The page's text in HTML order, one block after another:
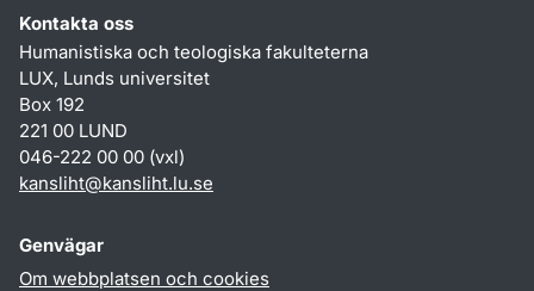
Kontakta oss
Humanistiska och teologiska fakulteterna
LUX, Lunds universitet
Box 192
221 00 LUND
046-222 00 00 (vxl)
kansliht@kansliht.lu.se
Genvägar
Om webbplatsen och cookies